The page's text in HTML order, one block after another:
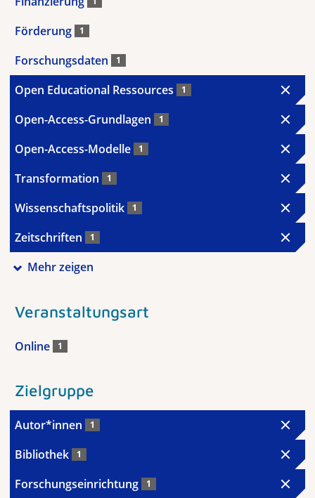
Förderung 1
Forschungsdaten 1
Open Educational Ressources 1
Open-Access-Grundlagen 1
Open-Access-Modelle 1
Transformation 1
Wissenschaftspolitik 1
Zeitschriften 1
Mehr zeigen
Veranstaltungsart
Online 1
Zielgruppe
Autor*innen 1
Bibliothek 1
Forschungseinrichtung 1